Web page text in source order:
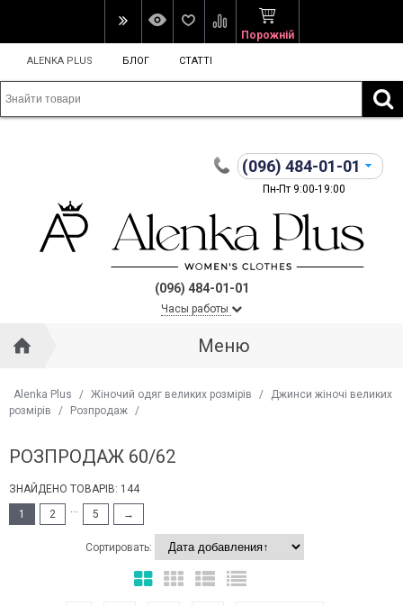
Порожній
ALENKA PLUS БЛОГ СТАТТІ
(096) 484-01-01
Пн-Пт 9:00-19:00
(096) 484-01-01
Часы работы
Меню
Alenka Plus / Жіночий одяг великих розмірів /
Джинси жіночі великих
розмірів
/ Розпродаж /
РОЗПРОДАЖ 60/62
ЗНАЙДЕНО ТОВАРІВ: 144
1
2 ... 5 →
Сортировать: